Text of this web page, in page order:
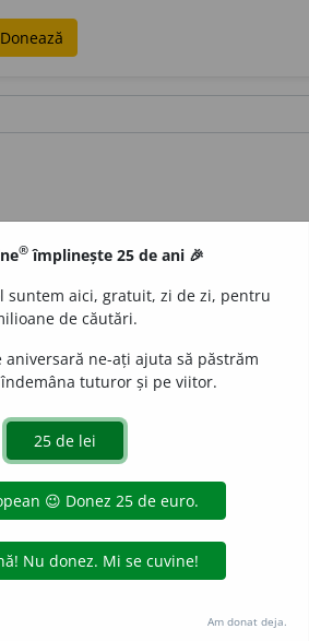
Donează
dexonline (https://dexonline.ro)
prin orice metode de extragere automată
seturilor de date oferite oficial spre utilizare
Hosterion
® împlinește 25 de ani 🎉
suntem aici, gratuit, zi de zi, pentru
de căutări.
aniversară ne-ați ajuta să păstrăm
tuturor și pe viitor.
Am donat deja.